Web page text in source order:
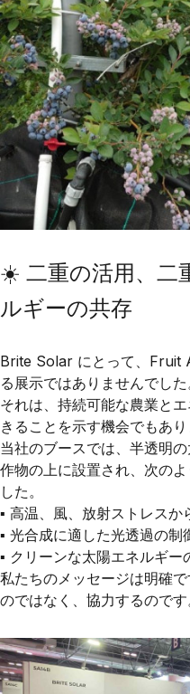
☀️ 二重の活用、二
ルギーの共存
Brite Solar にとって、Fruit
る展示ではありませんでした
それは、 持続可能な農業と
きることを示す機会でもあり
当社のブースでは、半透明
作物の上に設置され、次の
した。
▪️ 高温、風、放射ストレスか
▪️ 光合成に適した光透過の制
▪️ クリーンな太陽エネルギー
私たちのメッセージは明確で
のではなく、協力するのです